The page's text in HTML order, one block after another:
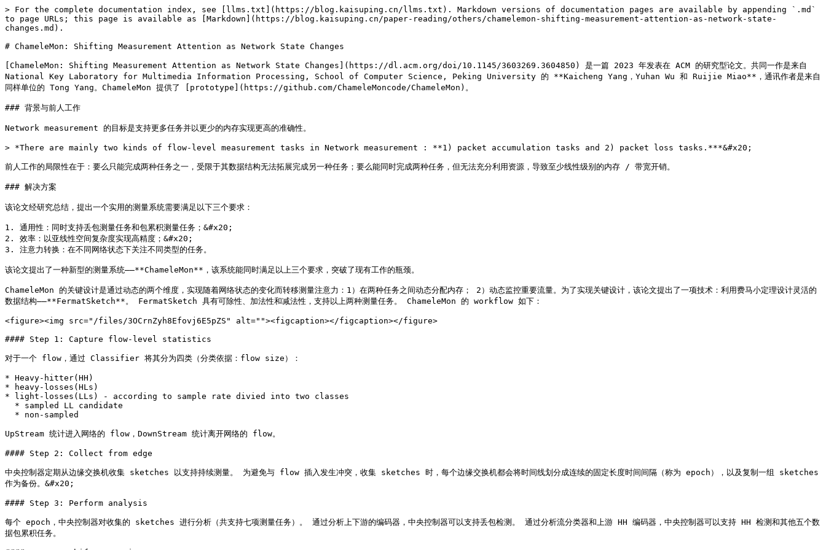
> For the complete documentation index, see [llms.txt](https://blog.kaisuping.cn/llms.txt). Markdown versions of documentation pages are available by appending `.md`
to page URLs; this page is available as [Markdown](https://blog.kaisuping.cn/paper-reading/others/chamelemon-shifting-measurement-attention-as-network-state-
changes.md).
# ChameleMon: Shifting Measurement Attention as Network State Changes
[ChameleMon: Shifting Measurement Attention as Network State Changes](https://dl.acm.org/doi/10.1145/3603269.3604850) 是一篇 2023 年发表在 ACM 的研究型论文。共同一作是来自
National Key Laboratory for Multimedia Information Processing, School of Computer Science, Peking University 的 **Kaicheng Yang，Yuhan Wu 和 Ruijie Miao**，通讯作者是来自
同样单位的 Tong Yang。ChameleMon 提供了 [prototype](https://github.com/ChameleMoncode/ChameleMon)。
### 背景与前人工作
Network measurement 的目标是支持更多任务并以更少的内存实现更高的准确性。
> *There are mainly two kinds of flow-level measurement tasks in Network measurement : **1) packet accumulation tasks and 2) packet loss tasks.***&#x20;
前人工作的局限性在于：要么只能完成两种任务之一，受限于其数据结构无法拓展完成另一种任务；要么能同时完成两种任务，但无法充分利用资源，导致至少线性级别的内存 / 带宽开销。
### 解决方案
该论文经研究总结，提出一个实用的测量系统需要满足以下三个要求：
1. 通用性：同时支持丢包测量任务和包累积测量任务；&#x20;
2. 效率：以亚线性空间复杂度实现高精度；&#x20;
3. 注意力转换：在不同网络状态下关注不同类型的任务。
该论文提出了一种新型的测量系统——**ChameleMon**，该系统能同时满足以上三个要求，突破了现有工作的瓶颈。
ChameleMon 的关键设计是通过动态的两个维度，实现随着网络状态的变化而转移测量注意力：1）在两种任务之间动态分配内存； 2）动态监控重要流量。为了实现关键设计，该论文提出了一项技术：利用费马小定理设计灵活的
数据结构——**FermatSketch**。 FermatSketch 具有可除性、加法性和减法性，支持以上两种测量任务。 ChameleMon 的 workflow 如下：
<figure><img src="/files/3OCrnZyh8Efovj6E5pZS" alt=""><figcaption></figcaption></figure>
#### Step 1: Capture flow-level statistics
对于一个 flow，通过 Classifier 将其分为四类（分类依据：flow size）：
* Heavy-hitter(HH)
* heavy-losses(HLs)
* light-losses(LLs) - according to sample rate divied into two classes
UpStream 统计进入网络的 flow，DownStream 统计离开网络的 flow。
#### Step 2: Collect from edge
中央控制器定期从边缘交换机收集 sketches 以支持持续测量。 为避免与 flow 插入发生冲突，收集 sketches 时，每个边缘交换机都会将时间线划分成连续的固定长度时间间隔（称为 epoch），以及复制一组 sketches
作为备份。&#x20;
#### Step 3: Perform analysis
每个 epoch，中央控制器对收集的 sketches 进行分析（共支持七项测量任务）。 通过分析上下游的编码器，中央控制器可以支持丢包检测。 通过分析流分类器和上游 HH 编码器，中央控制器可以支持 HH 检测和其他五个数
据包累积任务。